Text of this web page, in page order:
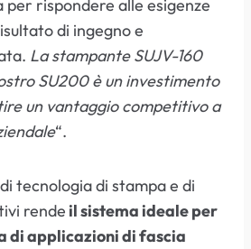
rispondere alle esigenze
di ingegno e
La stampante SUJV-160
SU200 è un investimento
un vantaggio competitivo a
“.
tecnologia di stampa e di
rende il sistema ideale per
di applicazioni di fascia